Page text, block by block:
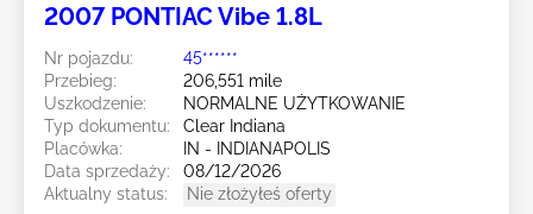
2007 PONTIAC Vibe 1.8L
Nr pojazdu:
45******
Przebieg:
206,551 mile
Uszkodzenie:
NORMALNE UŻYTKOWANIE
Typ dokumentu:
Clear Indiana
Placówka:
IN - INDIANAPOLIS
Data sprzedaży:
08/12/2026
Aktualny status:
Nie złożyłeś oferty